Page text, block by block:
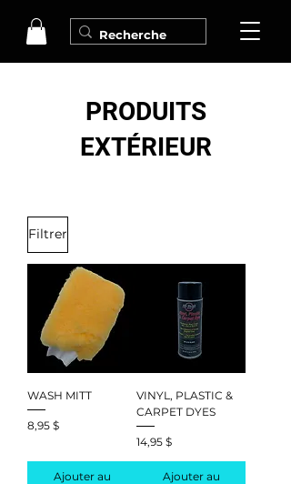
PRODUITS
EXTÉRIEUR
Filtrer
WASH MITT
Prix
8,95 $
Ajouter au
VINYL, PLASTIC &
CARPET DYES
Prix
14,95 $
Ajouter au